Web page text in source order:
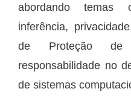
abordando temas
inferência,
de Proteção
responsabilidade no
de sistemas